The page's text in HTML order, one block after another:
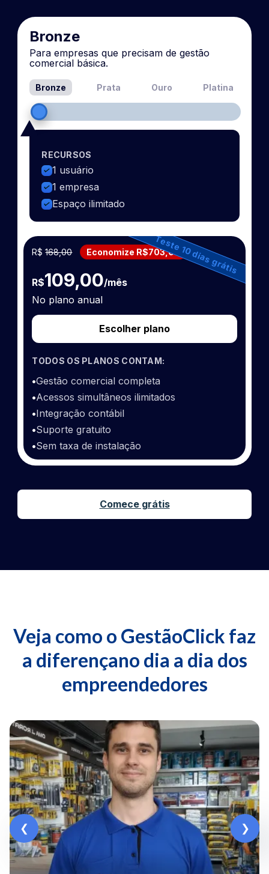
Bronze
Para empresas que precisam de gestão
comercial básica.
Bronze Prata Ouro Platina
RECURSOS
1 usuário
1 empresa
Espaço ilimitado
Teste 10 dias grátis
R$168,00 Economize R$703,00
R$109,00/mês
No plano anual
Escolher plano
TODOS OS PLANOS CONTAM:
•Gestão comercial completa
•Acessos simultâneos ilimitados
•Integração contábil
•Suporte gratuito
•Sem taxa de instalação
Comece grátis
Veja como o GestãoClick faz
a diferençano dia a dia dos
empreendedores